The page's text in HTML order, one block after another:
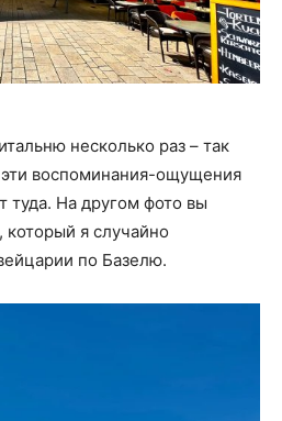
несколько раз – так
воспоминания-ощущения
туда. На другом фото вы
который я случайно
по Базелю.